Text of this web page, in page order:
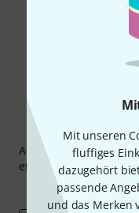
Mit unseren
fluffiges
dazugehört
passende
und das Merken
Abonniere den
etwas Glück einen von
Inspirierende